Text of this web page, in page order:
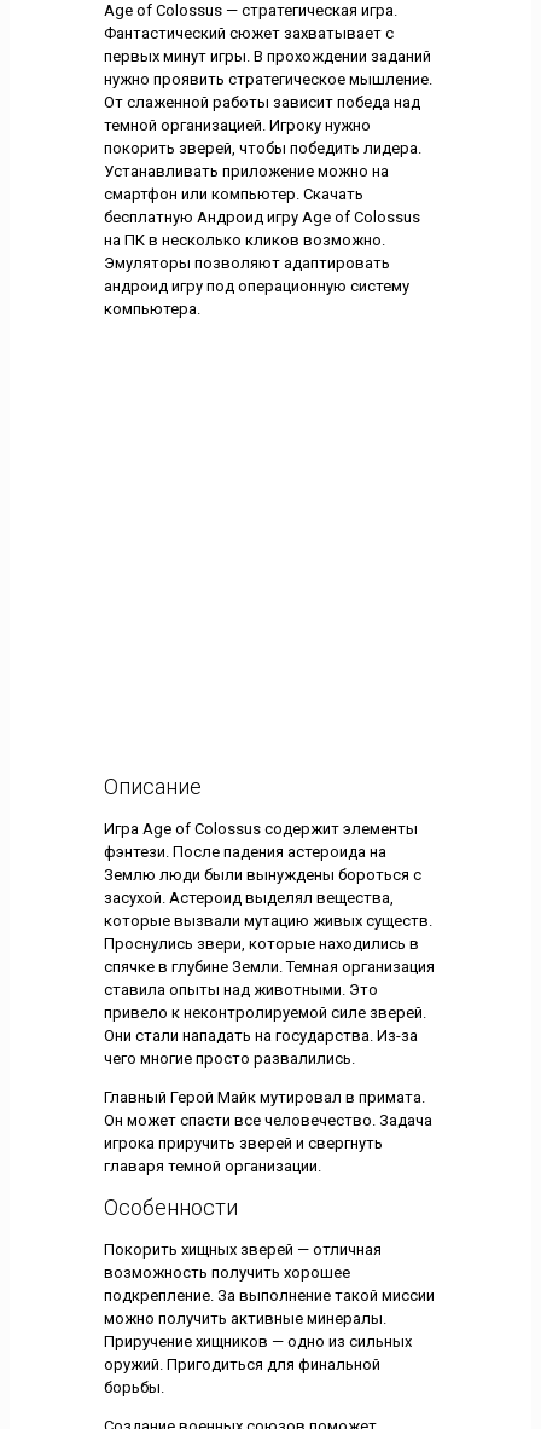
Age of Colossus — стратегическая игра.
Фантастический сюжет захватывает с
первых минут игры. В прохождении заданий
нужно проявить стратегическое мышление.
От слаженной работы зависит победа над
темной организацией. Игроку нужно
покорить зверей, чтобы победить лидера.
Устанавливать приложение можно на
смартфон или компьютер. Скачать
бесплатную Андроид игру Age of Colossus
на ПК в несколько кликов возможно.
Эмуляторы позволяют адаптировать
андроид игру под операционную систему
компьютера.
Описание
Игра Age of Colossus содержит элементы
фэнтези. После падения астероида на
Землю люди были вынуждены бороться с
засухой. Астероид выделял вещества,
которые вызвали мутацию живых существ.
Проснулись звери, которые находились в
спячке в глубине Земли. Темная организация
ставила опыты над животными. Это
привело к неконтролируемой силе зверей.
Они стали нападать на государства. Из-за
чего многие просто развалились.
Главный Герой Майк мутировал в примата.
Он может спасти все человечество. Задача
игрока приручить зверей и свергнуть
главаря темной организации.
Особенности
Покорить хищных зверей — отличная
возможность получить хорошее
подкрепление. За выполнение такой миссии
можно получить активные минералы.
Приручение хищников — одно из сильных
оружий. Пригодиться для финальной
борьбы.